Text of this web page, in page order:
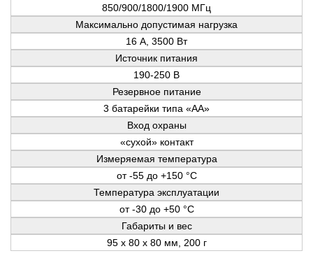
850/900/1800/1900 МГц
Максимально допустимая нагрузка
16 А, 3500 Вт
Источник питания
190-250 В
Резервное питание
3 батарейки типа «АА»
Вход охраны
«сухой» контакт
Измеряемая температура
от -55 до +150 °C
Температура эксплуатации
от -30 до +50 °C
Габариты и вес
95 х 80 х 80 мм, 200 г